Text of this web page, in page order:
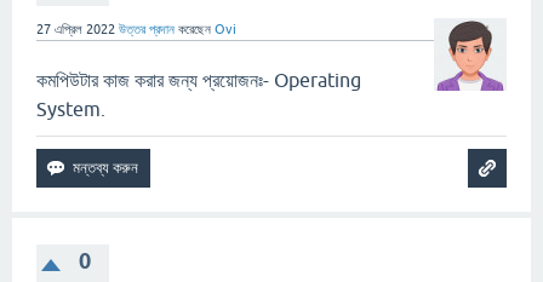
27 এপ্রিল 2022 উত্তর প্রদান করেছেন Ovi
কমপিউটার কাজ করার জন্য প্রয়োজনঃ- Operating
System.
0